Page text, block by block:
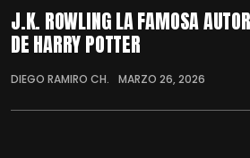
J.K. ROWLING LA FAMOSA
DE HARRY POTTER
DIEGO RAMIRO CH. MARZO 26, 2026